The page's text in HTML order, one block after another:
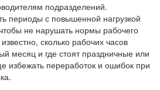
подразделений.
периоды с повышенной нагрузкой
не нарушать нормы рабочего
сколько рабочих часов
месяц и где стоят праздничные или
избежать переработок и ошибок при